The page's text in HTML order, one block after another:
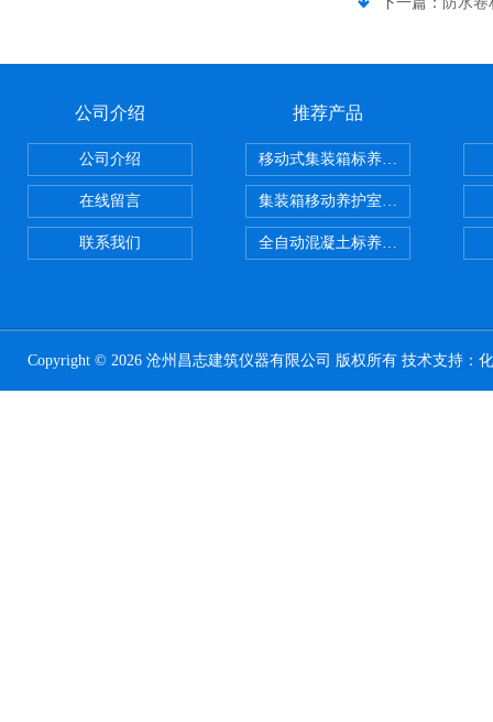
公司介绍
公司介绍
在线留言
联系我们
推荐产品
移动式集装箱标养室 养护室设备
集装箱移动养护室 标养室
全自动混凝土标养室恒温恒湿设备
Copyright © 2026 沧州昌志建筑仪器有限公司 版权所有 技术支持：